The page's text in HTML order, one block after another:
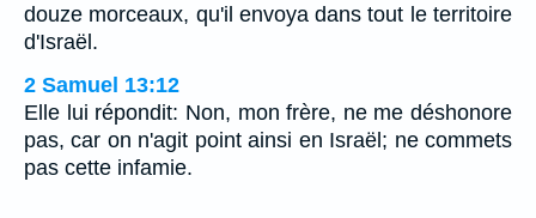
douze morceaux, qu'il envoya dans tout le territoire
d'Israël.
2 Samuel 13:12
Elle lui répondit: Non, mon frère, ne me déshonore
pas, car on n'agit point ainsi en Israël; ne commets
pas cette infamie.